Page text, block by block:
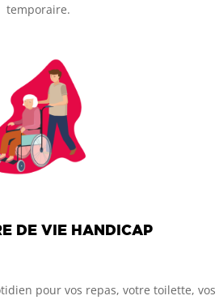
temporaire.
DE VIE HANDICAP
pour vos repas, votre toilette, vos